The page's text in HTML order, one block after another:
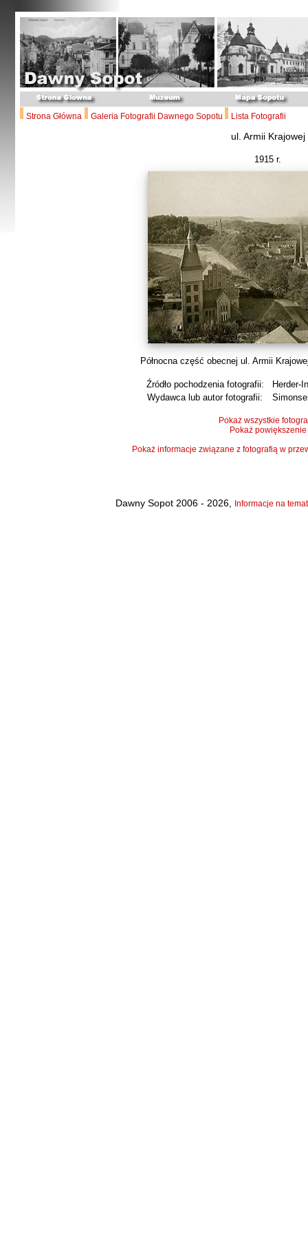
Strona Główna Galeria Fotografii Dawnego Sopotu Lista Fotografii
ul. Armii Krajowej
1915 r.
Północna część obecnej ul. Armii
Źródło pochodzenia fotografii:
Herder-
Wydawca lub autor fotografii:
Pokaż wszystkie
Pokaż powiększenie
Pokaż informacje związane z fotografią w
Dawny Sopot 2006 - 2026, Informacje na